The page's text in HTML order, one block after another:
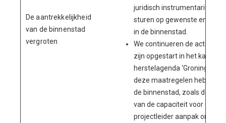
De aantrekkelijkheid
van de binnenstad
vergroten
juridisch instrumentarium
sturen op gewenste en
in de binnenstad.
We continueren de
zijn opgestart in het kader
herstelagenda ‘Groningen
deze maatregelen hebben
de binnenstad, zoals de
van de capaciteit voor een
projectleider aanpak